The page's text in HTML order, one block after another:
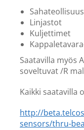
Sahateollisuus
Linjastot
Kuljettimet
Saatavilla myös
soveltuvat /R
Kaikki saatavilla
http://
sensors/thru-